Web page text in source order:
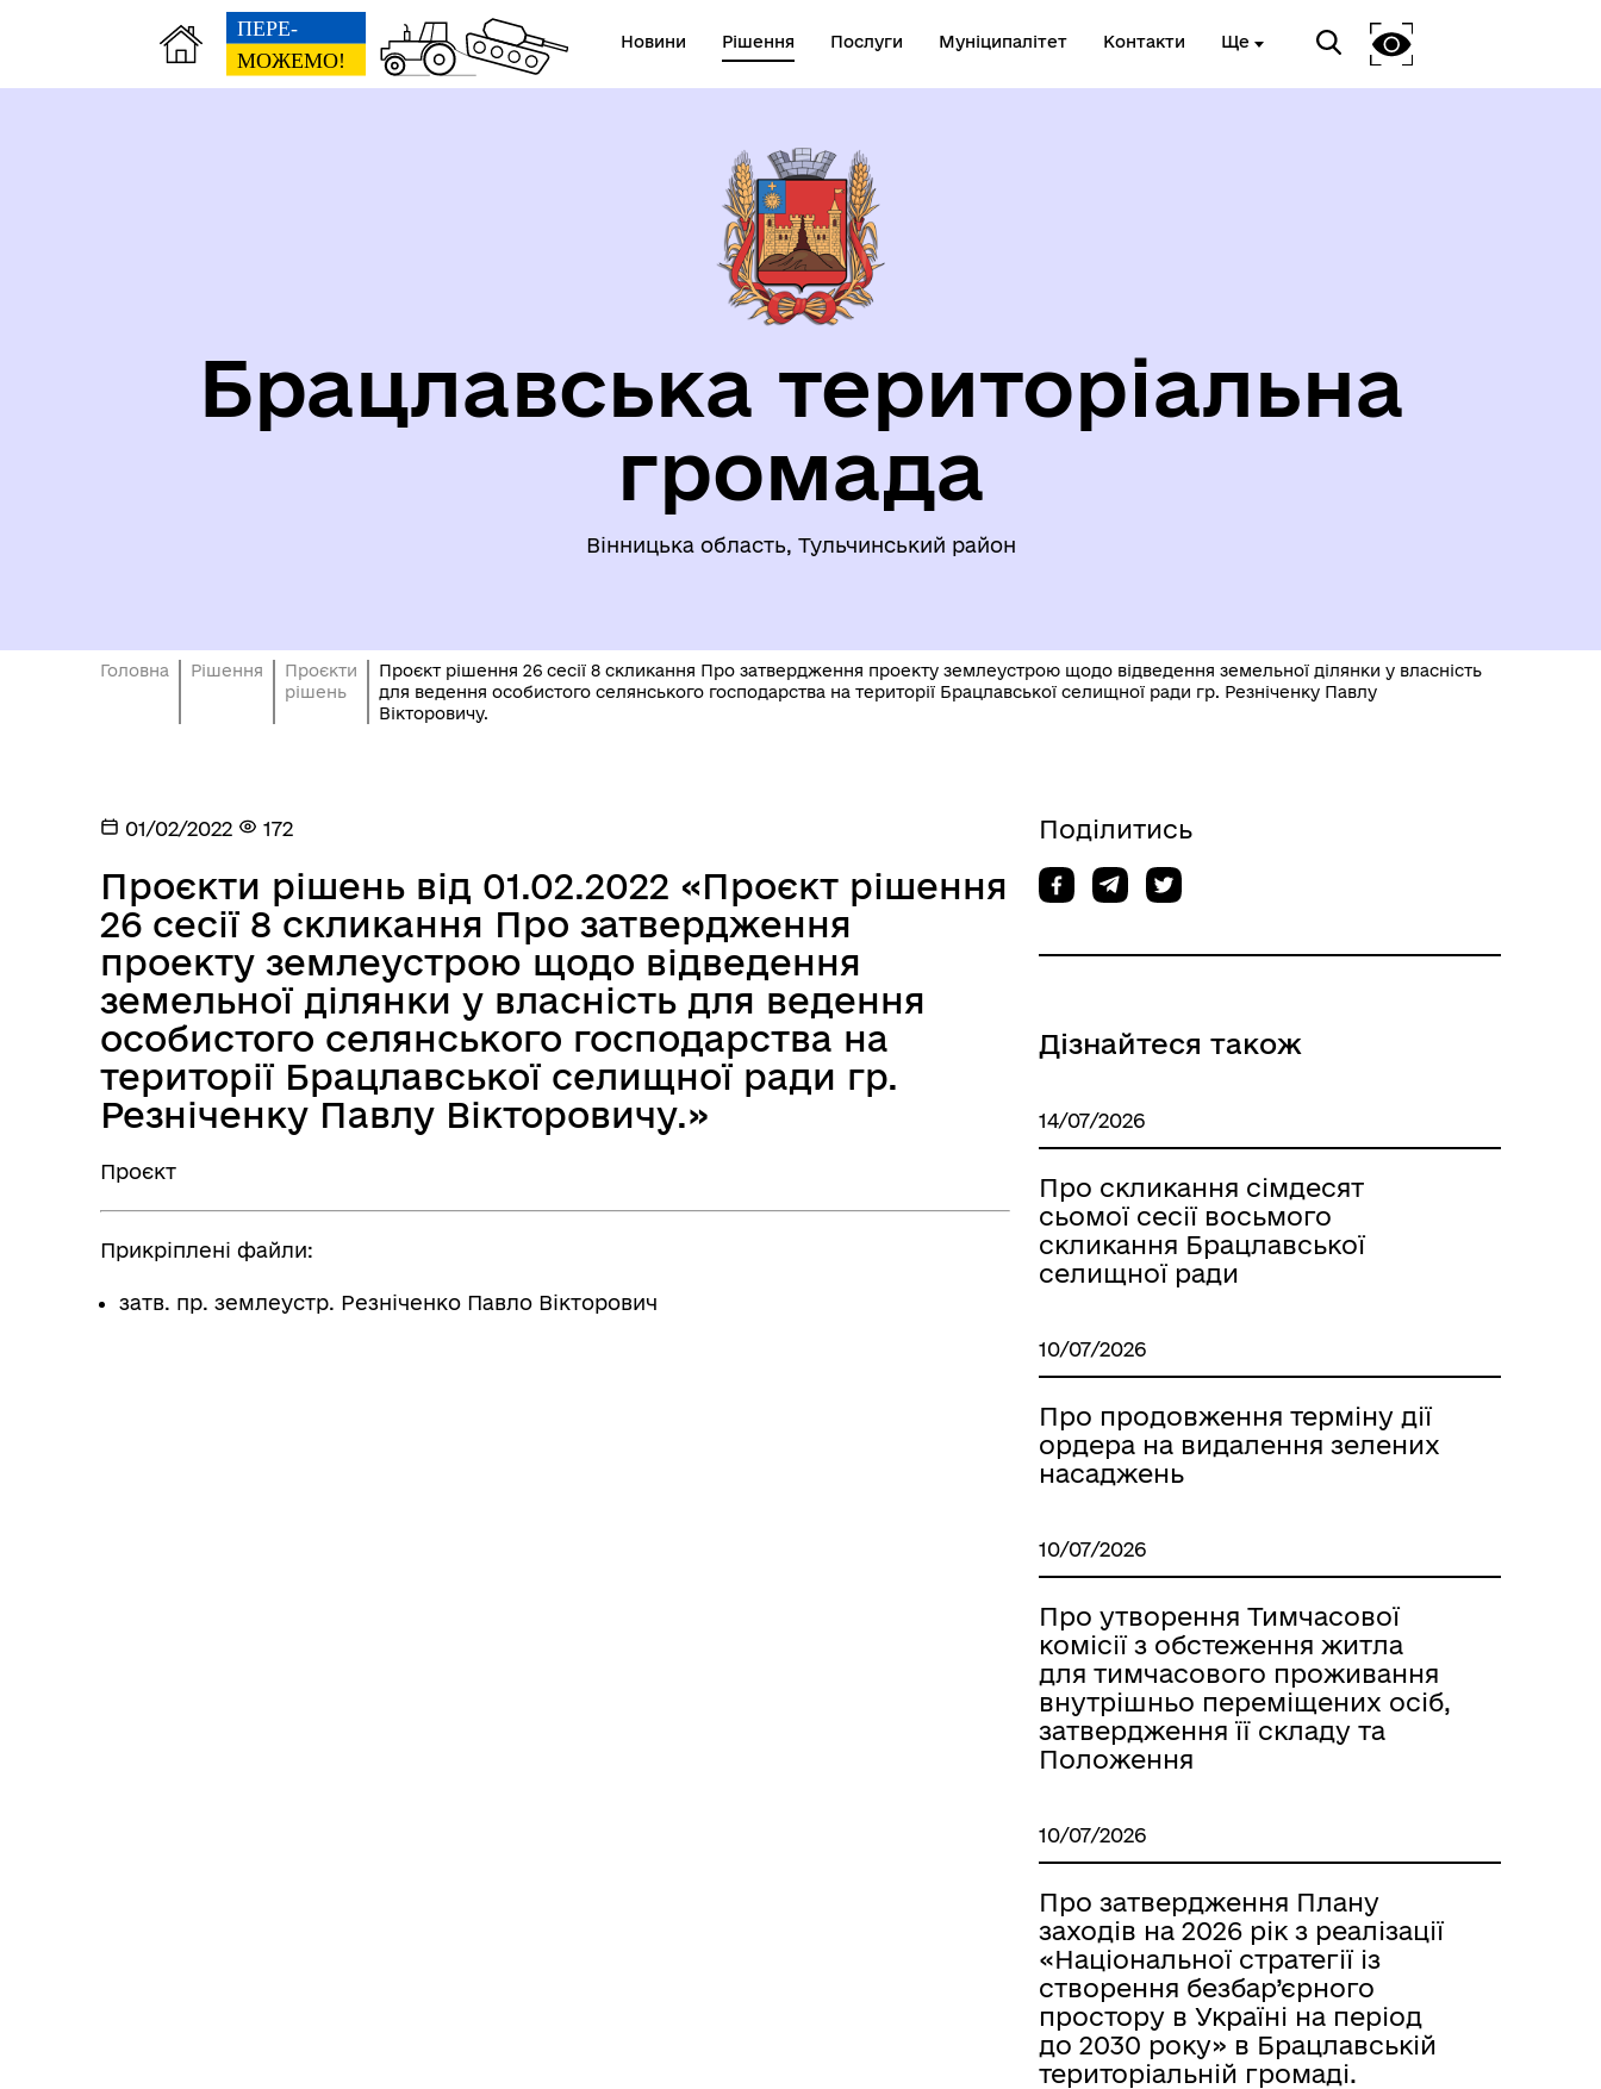
Новини Рішення Послуги Муніципалітет Контакти Ще
Брацлавська територіальна
громада
Вінницька область, Тульчинський район
Головна Рішення
Проєкти
рішень
Проєкт рішення 26 сесії 8 скликання Про затвердження проекту землеустрою щодо відведення земельної ділянки у власність
для ведення особистого селянського господарства на території Брацлавської селищної ради гр. Резніченку Павлу
Вікторовичу.
01/02/2022 172
Проєкти рішень від 01.02.2022 «Проєкт рішення
26 сесії 8 скликання Про затвердження
проекту землеустрою щодо відведення
земельної ділянки у власність для ведення
особистого селянського господарства на
території Брацлавської селищної ради гр.
Резніченку Павлу Вікторовичу.»
Проєкт
Прикріплені файли:
затв. пр. землеустр. Резніченко Павло Вікторович
Поділитись
Дізнайтеся також
14/07/2026
Про скликання сімдесят
сьомої сесії восьмого
скликання Брацлавської
селищної ради
10/07/2026
Про продовження терміну дії
ордера на видалення зелених
насаджень
10/07/2026
Про утворення Тимчасової
комісії з обстеження житла
для тимчасового проживання
внутрішньо переміщених осіб,
затвердження її складу та
Положення
10/07/2026
Про затвердження Плану
заходів на 2026 рік з реалізації
«Національної стратегії із
створення безбар’єрного
простору в Україні на період
до 2030 року» в Брацлавській
територіальній громаді.